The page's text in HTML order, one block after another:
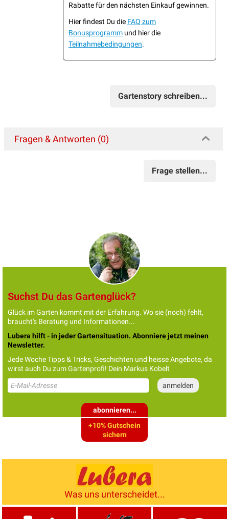
Rabatte für den nächsten Einkauf gewinnen.
Hier findest Du die FAQ zum
Bonusprogramm und hier die
Teilnahmebedingungen.
Gartenstory schreiben...
Fragen & Antworten (0)
Frage stellen...
Suchst Du das Gartenglück?
Glück im Garten kommt mit der Erfahrung. Wo sie (noch) fehlt,
braucht's Beratung und Informationen...
Lubera hilft - in jeder Gartensituation. Abonniere jetzt meinen
Newsletter.
Jede Woche Tipps & Tricks, Geschichten und heisse Angebote, da
wirst auch Du zum Gartenprofi! Dein Markus Kobelt
abonnieren...
+10% Gutschein
sichern
Was uns unterscheidet...